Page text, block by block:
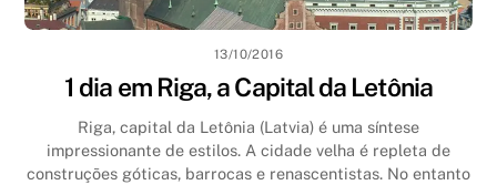
13/10/2016
1 dia em Riga, a Capital da Letônia
Riga, capital da Letônia (Latvia) é uma síntese
impressionante de estilos. A cidade velha é repleta de
construções góticas, barrocas e renascentistas. No entanto